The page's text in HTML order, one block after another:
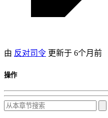
由 反对司令 更新于 6个月前
操作